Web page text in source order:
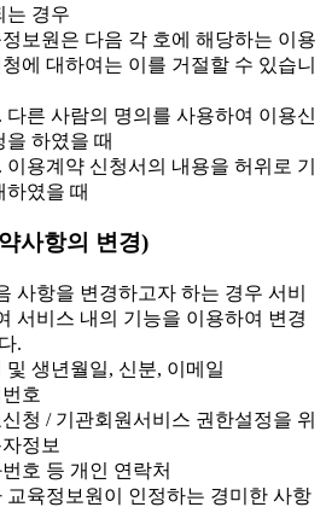
는 경우
보원은 다음 각 호에 해당하는 이용
에 대하여는 이를 거절할 수 있습니
다른 사람의 명의를 사용하여 이용신
을 하였을 때
이용계약 신청서의 내용을 허위로 기
하였을 때
사항의 변경)
사항을 변경하고자 하는 경우 서비
서비스 내의 기능을 이용하여 변경
.
생년월일, 신분, 이메일
호
청 / 기관회원서비스 권한설정을 위
정보
호 등 개인 연락처
육정보원이 인정하는 경미한 사항